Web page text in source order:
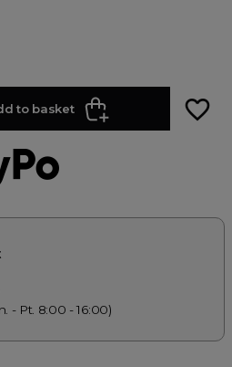
to basket favorite_border
- Pt. 8:00 - 16:00)